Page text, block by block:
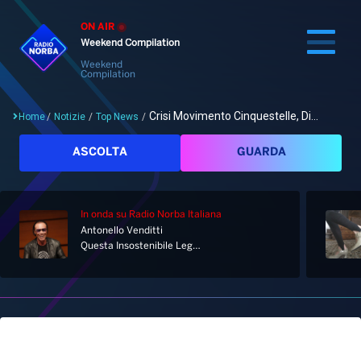
ON AIR
Weekend Compilation
Weekend
Compilation
Cerca
Home
Palinsesto
Notizie
Home/ Notizie / Top News / Crisi Movimento Cinquestelle, Di...
ASCOLTA GUARDA
In onda su Radio Norba Italiana
Antonello Venditti
Questa Insostenibile Leggerezza Dell'essere